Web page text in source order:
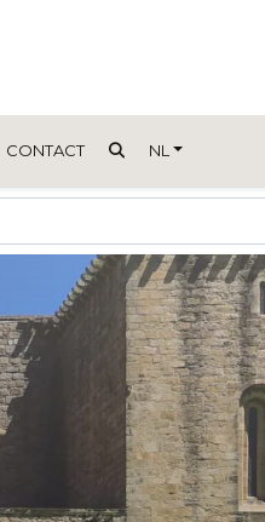
CONTACT NL